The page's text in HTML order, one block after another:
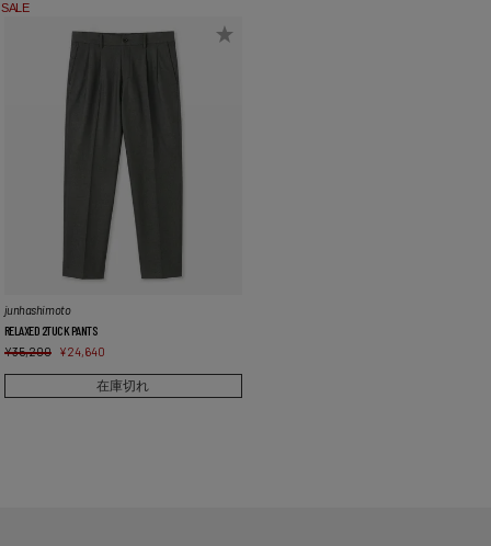
SALE
junhashimoto
RELAXED 2TUCK PANTS
¥35,200 ¥24,640
在庫切れ